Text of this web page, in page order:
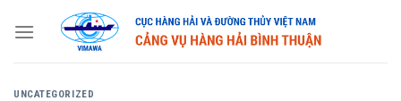
UNCATEGORIZED